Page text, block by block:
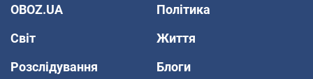
OBOZ.UA
Політика
Світ
Життя
Розслідування
Блоги